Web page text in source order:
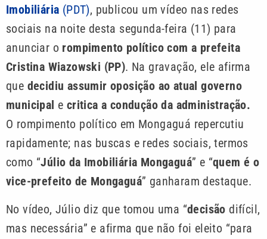
Imobiliária (PDT), publicou um vídeo nas redes
sociais na noite desta segunda-feira (11) para
anunciar o rompimento político com a prefeita
Cristina Wiazowski (PP). Na gravação, ele afirma
que decidiu assumir oposição ao atual governo
municipal e critica a condução da administração.
O rompimento político em Mongaguá repercutiu
rapidamente; nas buscas e redes sociais, termos
como “Júlio da Imobiliária Mongaguá” e “quem é o
vice-prefeito de Mongaguá” ganharam destaque.
No vídeo, Júlio diz que tomou uma “decisão difícil,
mas necessária” e afirma que não foi eleito “para